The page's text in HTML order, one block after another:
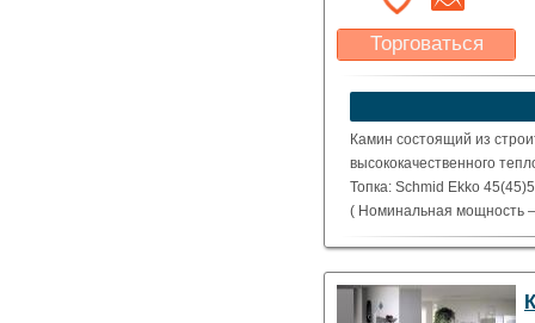
Торговаться
Какая цена Вас
устроит?
Указать цену
Камин состоящий из
высококачественного
Топка: Schmid Ekko
( Номинальная мощность